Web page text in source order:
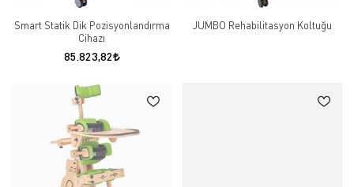
Smart Statik Dik Pozisyonlandırma
Cihazı
85.823,82
JUMBO Rehabilitasyon Koltuğu